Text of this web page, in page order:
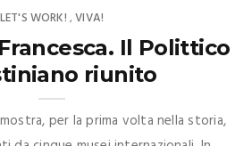
LET'S WORK! ,VIVA!
Il Polittico
riunito
per la prima volta nella storia,